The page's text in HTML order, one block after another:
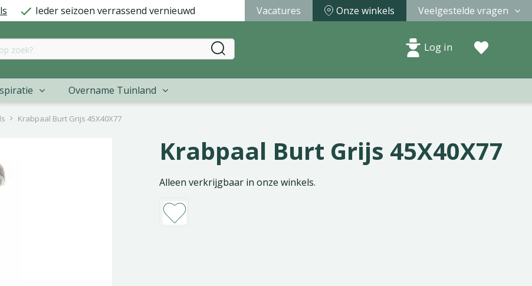
Krabpaal Burt Grijs 45X40X77
Ieder seizoen verrassend vernieuwd Vacatures Onze winkels Veelgestelde vragen
Log in
Overname Tuinland
Krabpaal Burt Grijs 45X40X77
Alleen verkrijgbaar in onze winkels.